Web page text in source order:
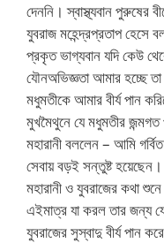
দেননি। স্বাস্থ্যবান পুরুষের
যুবরাজ মহেন্দ্রপ্রতাপ হেসে
প্রকৃত ভাগ্যবান যদি কেউ
যৌনঅভিজ্ঞতা আমার হচ্ছে
মধুমতীকে আমার বীর্য পান
মুখমৈথুনে যে মধুমতীর
মহারানী বললেন – আমি
সেবায় বড়ই সন্তুষ্ট হয়েছেন।
মহারানী ও যুবরাজের কথা
এইমাত্র যা করল তার জন্য
যুবরাজের সুস্বাদু বীর্য পান